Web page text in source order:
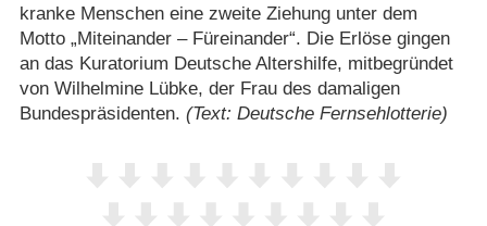
kranke Menschen eine zweite Ziehung unter dem
Motto „Miteinander – Füreinander“. Die Erlöse gingen
an das Kuratorium Deutsche Altershilfe, mitbegründet
von Wilhelmine Lübke, der Frau des damaligen
Bundespräsidenten. (Text: Deutsche Fernsehlotterie)